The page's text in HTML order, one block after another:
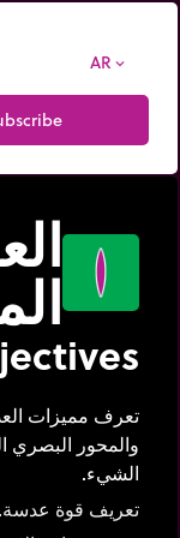
AR expand_more
تعرف مميزات
والمحور البصري
الشيء.
تعريف قوة عدسة.